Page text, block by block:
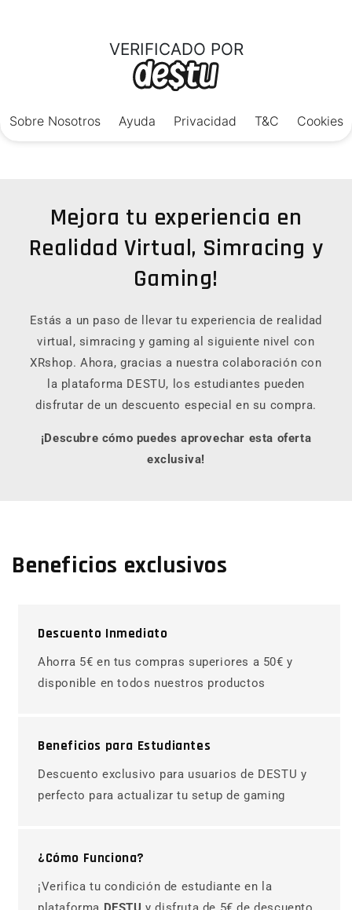
Mejora tu experiencia en
Realidad Virtual, Simracing y
Gaming!
Estás a un paso de llevar tu experiencia de realidad
virtual, simracing y gaming al siguiente nivel con
XRshop. Ahora, gracias a nuestra colaboración con
la plataforma DESTU, los estudiantes pueden
disfrutar de un descuento especial en su compra.
¡Descubre cómo puedes aprovechar esta oferta
exclusiva!
Beneficios exclusivos
Descuento Inmediato
Ahorra 5€ en tus compras superiores a 50€ y
disponible en todos nuestros productos
Beneficios para Estudiantes
Descuento exclusivo para usuarios de DESTU y
perfecto para actualizar tu setup de gaming
¿Cómo Funciona?
¡Verifica tu condición de estudiante en la